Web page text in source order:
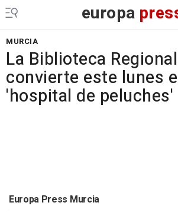
europa
MURCIA
La Biblioteca
convierte este lunes
'hospital de peluches'
Europa Press Murcia